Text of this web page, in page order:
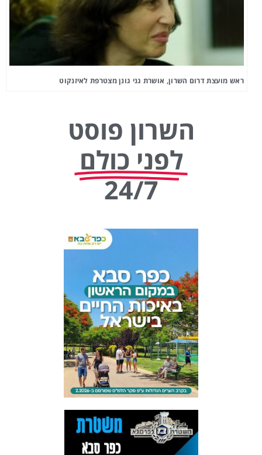
ראש מועצת דרום השרון, אושרת גני גונן מצטרפת לאיזנקוט
השרון פוסט
לפני כולם
24/7